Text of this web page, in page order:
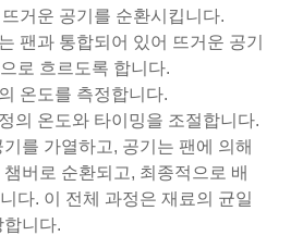
거운 공기를 순환시킵니다.
팬과 통합되어 있어 뜨거운 공기
로 흐르도록 합니다.
온도를 측정합니다.
의 온도와 타이밍을 조절합니다.
를 가열하고, 공기는 ​​팬에 의해
버로 순환되고, 최종적으로 배
다. 이 전체 과정은 재료의 균일
니다.